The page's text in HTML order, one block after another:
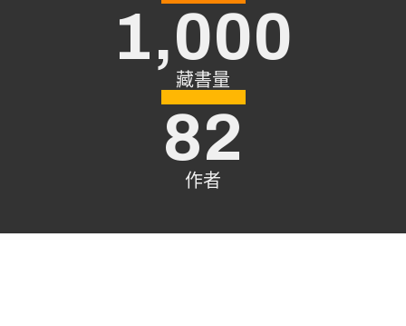
藏書量
1,000
作者
82